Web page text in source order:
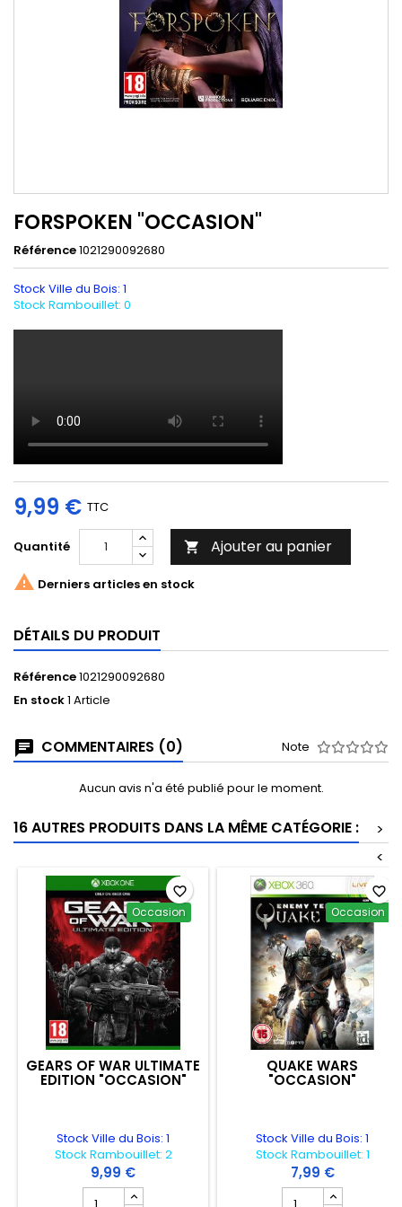
FORSPOKEN "OCCASION"
Référence1021290092680
Stock Ville du Bois: 1
Stock Rambouillet: 0
9,99 € TTC
Quantité  Ajouter au panier
 Derniers articles en stock
DÉTAILS DU PRODUIT
Référence1021290092680
En stock1 Article
COMMENTAIRES (0) Note
Aucun avis n'a été publié pour le moment.
16 AUTRES PRODUITS DANS LA MÊME CATÉGORIE :
>
<
Occasion
GEARS OF WAR ULTIMATE
EDITION "OCCASION"
Stock Ville du Bois: 1
Stock Rambouillet: 2
9,99 €
Champ quantité du produit GEARS OF WAR ULTIMATE
favorite_border
Occasion
QUAKE WARS
"OCCASION"
Stock Ville du Bois: 1
Stock Rambouillet: 1
7,99 €
Champ quantité du
favorite_border